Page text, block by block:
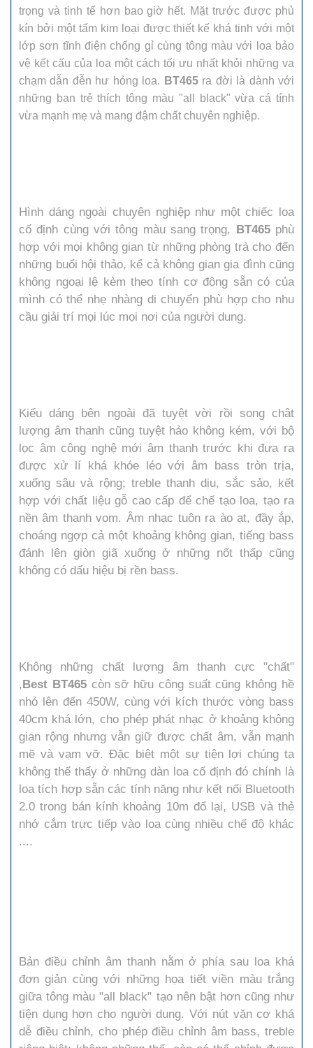
trọng và tinh tế hơn bao giờ hết. Mặt trước được phủ
kín bởi một tấm kim loại được thiết kế khá tinh với một
lớp sơn tĩnh điện chống gỉ cùng tông màu với loa bảo
vệ kết cấu của loa một cách tối ưu nhất khỏi những va
chạm dẫn đễn hư hỏng loa. BT465ra đời là dành với
những bạn trẻ thích tông màu "all black" vừa cá tính
vừa mạnh mẹ và mang đậm chất chuyên nghiệp.
Hình dáng ngoài chuyên nghiệp như một chiếc loa
cố định cùng với tông màu sang trọng, BT465phù
hợp với mọi không gian từ những phòng trà cho đến
những buổi hội thảo, kể cả không gian gia đình cũng
không ngoại lệ kèm theo tính cơ động sẵn có của
mình có thể nhẹ nhàng di chuyển phù hợp cho nhu
cầu giải trí mọi lúc mọi nơi của người dung.
Kiểu dáng bên ngoài đã tuyệt vời rồi song chât
lượng âm thanh cũng tuyệt hảo không kém, với bộ
lọc âm công nghệ mới âm thanh trước khi đưa ra
được xử lí khá khóe léo với âm bass tròn trịa,
xuống sâu và rộng; treble thanh dịu, sắc sảo, kết
hợp với chất liệu gỗ cao cấp để chế tạo loa, tạo ra
nền âm thanh vom. Âm nhạc tuôn ra ào ạt, đầy ắp,
choáng ngợp cả một khoảng không gian, tiếng bass
đánh lên giòn giã xuống ở những nốt thấp cũng
không có dấu hiệu bị rền bass.
Không những chất lượng âm thanh cực "chất"
,Best BT465còn sỡ hữu công suất cũng không hề
nhỏ lên đến 450W, cùng với kích thước vòng bass
40cm khá lớn, cho phép phát nhạc ở khoảng không
gian rộng nhưng vẫn giữ được chất âm, vẫn mạnh
mẽ và vạm vỡ. Đặc biệt một sự tiện lợi chúng ta
không thể thấy ở những dàn loa cố định đó chính là
loa tích hợp sẵn các tính năng như kết nối Bluetooth
2.0 trong bán kính khoảng 10m đổ lại, USB và thẻ
nhớ cắm trực tiếp vào loa cùng nhiều chế độ khác
....
Bản điều chỉnh âm thanh nằm ở phía sau loa khá
đơn giản cùng với những họa tiết viền màu trắng
giữa tông màu "all black" tạo nên bật hơn cũng như
tiện dụng hơn cho người dung. Với nút vặn cơ khá
dễ điều chỉnh, cho phép điều chỉnh âm bass, treble